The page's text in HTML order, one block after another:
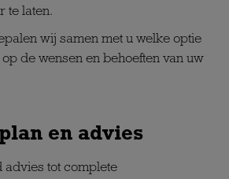
te laten.
wij samen met u welke optie
de wensen en behoeften van uw
en advies
advies tot complete